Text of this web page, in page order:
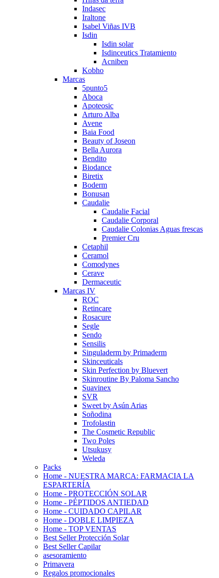
Indasec
Iraltone
Isabel Viñas IVB
Isdin
Isdin solar
Isdinceutics Tratamiento
Acniben
Kobho
Marcas
5punto5
Aboca
Apoteosic
Arturo Alba
Avene
Baia Food
Beauty of Joseon
Bella Aurora
Bendito
Biodance
Biretix
Boderm
Bonusan
Caudalie
Caudalie Facial
Caudalie Corporal
Caudalie Colonias Aguas frescas
Premier Cru
Cetaphil
Ceramol
Comodynes
Cerave
Dermaceutic
Marcas IV
ROC
Retincare
Rosacure
Segle
Sendo
Sensilis
Singuladerm by Primaderm
Skinceuticals
Skin Perfection by Bluevert
Skinroutine By Paloma Sancho
Suavinex
SVR
Sweet by Asún Arias
Soñodina
Trofolastin
The Cosmetic Republic
Two Poles
Utsukusy
Weleda
Packs
Home - NUESTRA MARCA: FARMACIA LA
ESPARTERÍA
Home - PROTECCIÓN SOLAR
Home - PÉPTIDOS ANTIEDAD
Home - CUIDADO CAPILAR
Home - DOBLE LIMPIEZA
Home - TOP VENTAS
Best Seller Protección Solar
Best Seller Capilar
asesoramiento
Primavera
Regalos promocionales